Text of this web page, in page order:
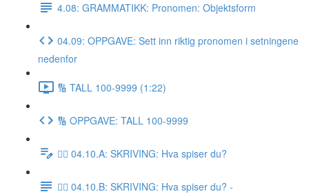
4.08: GRAMMATIKK: Pronomen: Objektsform
04.09: OPPGAVE: Sett inn riktig pronomen i setningene
nedenfor
🔢 TALL 100-9999 (1:22)
🔢 OPPGAVE: TALL 100-9999
✍🏼 04.10.A: SKRIVING: Hva spiser du?
✍🏼 04.10.B: SKRIVING: Hva spiser du? -